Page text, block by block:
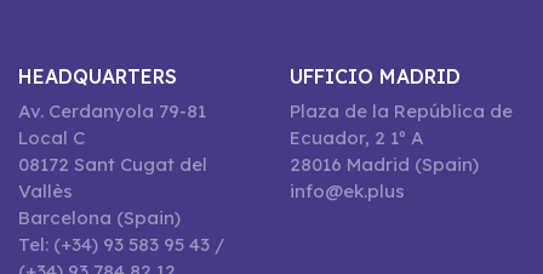
HEADQUARTERS
Av. Cerdanyola 79-81
Local C
08172 Sant Cugat del
Vallès
Barcelona (Spain)
Tel: (+34) 93 583 95 43 /
UFFICIO MADRID
Plaza de la República de
Ecuador, 2 1º A
28016 Madrid (Spain)
info@ek.plus